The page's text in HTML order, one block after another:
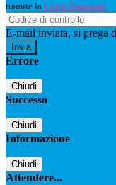
tramite la Login Spaggiari
E-mail inviata, si prega
Errore
Chiudi
Successo
Chiudi
Informazione
Chiudi
Attendere...